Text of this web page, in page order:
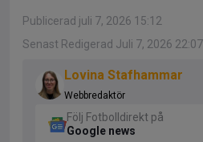
Publicerad juli 7, 2026 15:12
Senast Redigerad Juli 7, 2026 22:07
Lovina Stafhammar
Webbredaktör
Följ Fotbolldirekt på
Google news